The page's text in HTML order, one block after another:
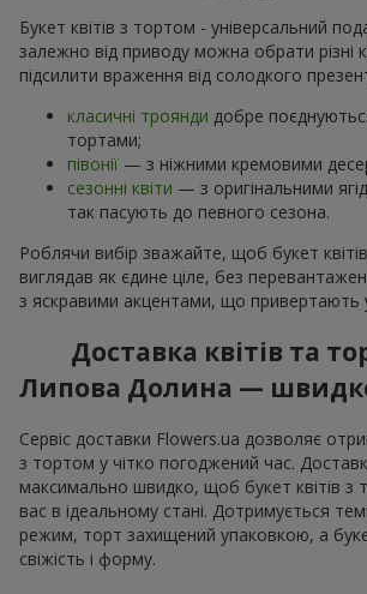
Букет квітів з тортом - універсальний
залежно від приводу можна обрати різні
підсилити враження від солодкого
класичні троянди добре
тортами;
півонії — з ніжними кремовими
сезонні квіти — з оригінальними
так пасують до певного сезона.
Роблячи вибір зважайте, щоб букет
виглядав як єдине ціле, без
з яскравими акцентами, що привертають
Доставка квітів та
Липова Долина —
Сервіс доставки Flowers.ua дозволяє
з тортом у чітко погоджений час.
максимально швидко, щоб букет квітів з
вас в ідеальному стані. Дотримується
режим, торт захищений упаковкою, а
свіжість і форму.